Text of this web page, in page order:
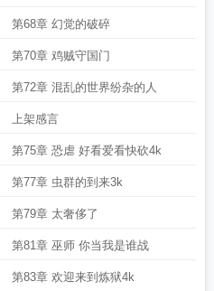
第68章 幻觉的破碎
第70章 鸡贼守国门
第72章 混乱的世界纷杂的人
上架感言
第75章 恐虐 好看爱看快砍4k
第77章 虫群的到来3k
第79章 太奢侈了
第81章 巫师 你当我是谁战
第83章 欢迎来到炼狱4k